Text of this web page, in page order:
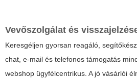
Vevőszolgálat és
Keresgéljen gyorsan reagáló,
chat, e-mail és telefonos támogatás
webshop ügyfélcentrikus. A jó vásárlói